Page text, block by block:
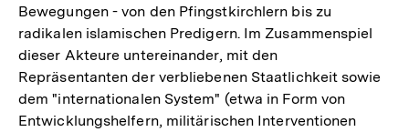
der
Fußnote
Bewegungen - von den Pfingstkirchlern bis zu
radikalen islamischen Predigern. Im Zusammenspiel
dieser Akteure untereinander, mit den
Repräsentanten der verbliebenen Staatlichkeit sowie
dem "internationalen System" (etwa in Form von
Entwicklungshelfern, militärischen Interventionen